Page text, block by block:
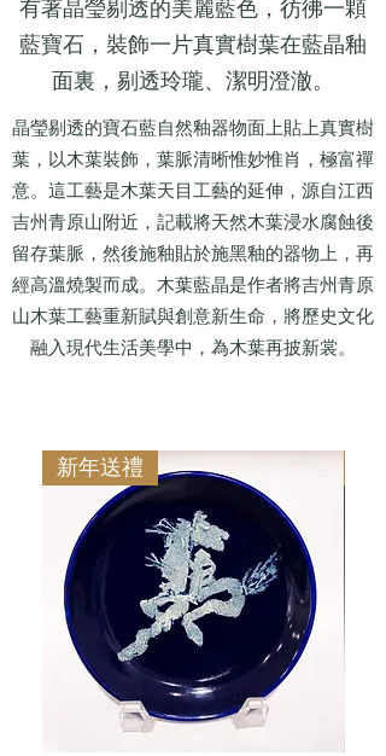
有著晶瑩剔透的美麗藍色，彷彿一顆
藍寶石，裝飾一片真實樹葉在藍晶釉
面裏，剔透玲瓏、潔明澄澈。
晶瑩剔透的寶石藍自然釉器物面上貼上真實樹
葉，以木葉裝飾，葉脈清晰惟妙惟肖，極富禪
意。這工藝是木葉天目工藝的延伸，源自江西
吉州青原山附近，記載將天然木葉浸水腐蝕後
留存葉脈，然後施釉貼於施黑釉的器物上，再
經高溫燒製而成。木葉藍晶是作者將吉州青原
山木葉工藝重新賦與創意新生命，將歷史文化
融入現代生活美學中，為木葉再披新裳。
新年送禮